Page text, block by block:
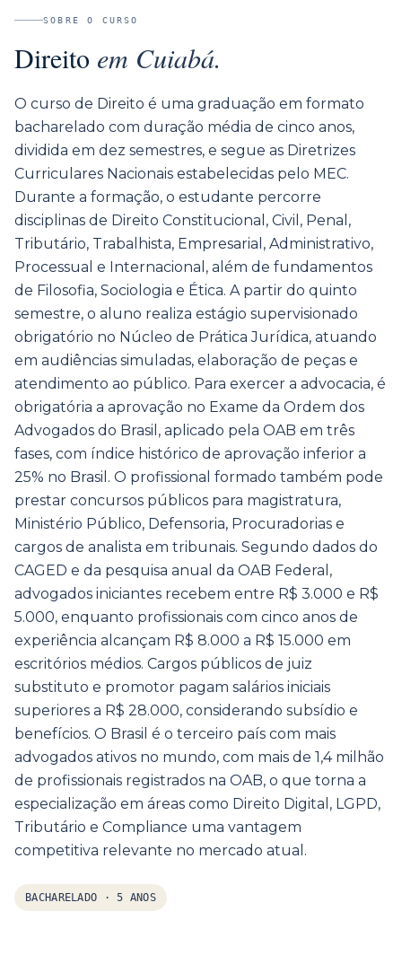
SOBRE O CURSO
Direito em Cuiabá.
O curso de Direito é uma graduação em formato
bacharelado com duração média de cinco anos,
dividida em dez semestres, e segue as Diretrizes
Curriculares Nacionais estabelecidas pelo MEC.
Durante a formação, o estudante percorre
disciplinas de Direito Constitucional, Civil, Penal,
Tributário, Trabalhista, Empresarial, Administrativo,
Processual e Internacional, além de fundamentos
de Filosofia, Sociologia e Ética. A partir do quinto
semestre, o aluno realiza estágio supervisionado
obrigatório no Núcleo de Prática Jurídica, atuando
em audiências simuladas, elaboração de peças e
atendimento ao público. Para exercer a advocacia, é
obrigatória a aprovação no Exame da Ordem dos
Advogados do Brasil, aplicado pela OAB em três
fases, com índice histórico de aprovação inferior a
25% no Brasil. O profissional formado também pode
prestar concursos públicos para magistratura,
Ministério Público, Defensoria, Procuradorias e
cargos de analista em tribunais. Segundo dados do
CAGED e da pesquisa anual da OAB Federal,
advogados iniciantes recebem entre R$ 3.000 e R$
5.000, enquanto profissionais com cinco anos de
experiência alcançam R$ 8.000 a R$ 15.000 em
escritórios médios. Cargos públicos de juiz
substituto e promotor pagam salários iniciais
superiores a R$ 28.000, considerando subsídio e
benefícios. O Brasil é o terceiro país com mais
advogados ativos no mundo, com mais de 1,4 milhão
de profissionais registrados na OAB, o que torna a
especialização em áreas como Direito Digital, LGPD,
Tributário e Compliance uma vantagem
competitiva relevante no mercado atual.
BACHARELADO ·5 ANOS